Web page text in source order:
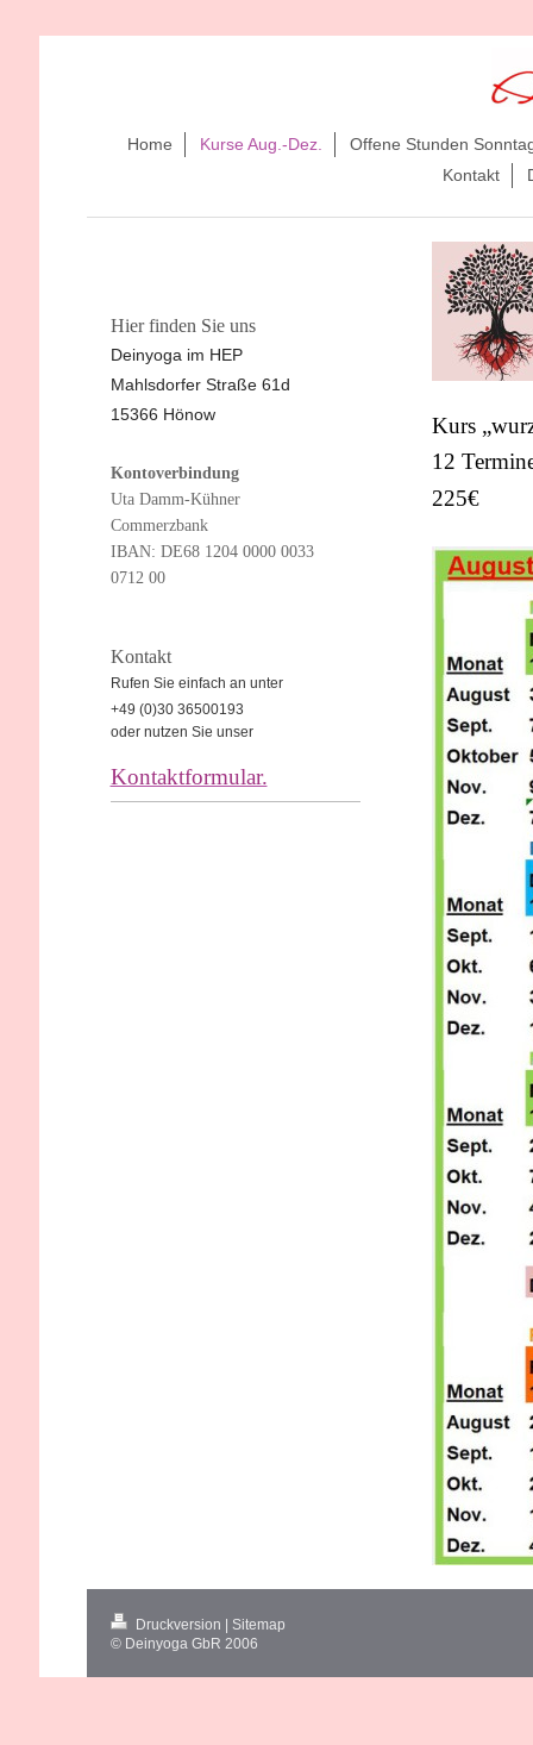
Home Kurse Aug.-Dez.
Offene Stunden
Kontakt
Kurs
12
225€
Hier finden Sie uns
Deinyoga im HEP
Mahlsdorfer Straße 61d
15366 Hönow
Kontoverbindung
Uta Damm-Kühner
Commerzbank
IBAN: DE68 1204 0000 0033
071200
Kontakt
Rufen Sie einfach an unter
+49 (0)30 36500193
oder nutzen Sie unser
Kontaktformular.
Druckversion | Sitemap
© Deinyoga GbR 2006